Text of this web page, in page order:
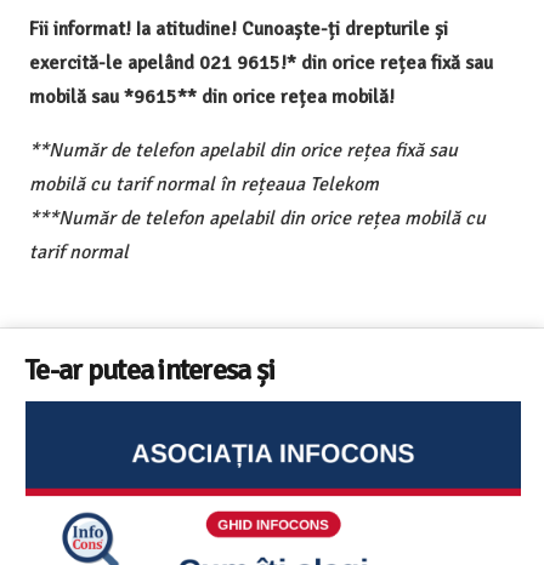
Fii informat! Ia atitudine! Cunoaște-ți drepturile și
exercită-le apelând 021 9615!* din orice rețea fixă sau
mobilă sau *9615** din orice rețea mobilă!
**Număr de telefon apelabil din orice rețea fixă sau
mobilă cu tarif normal în rețeaua Telekom
***Număr de telefon apelabil din orice rețea mobilă cu
tarif normal
Te-ar putea interesa și